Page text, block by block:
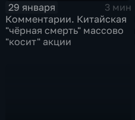
29 января
3 мин
Комментарии. Китайская
"чёрная смерть" массово
"косит" акции